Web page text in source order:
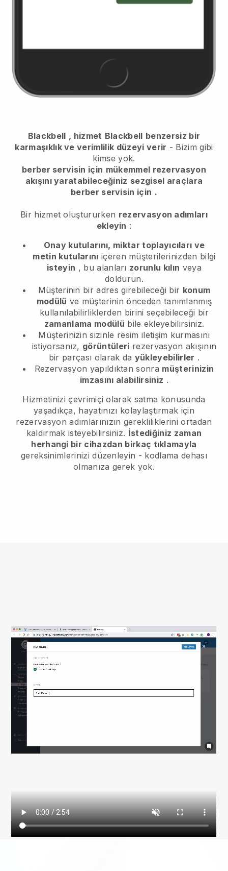
Blackbell , hizmet Blackbell benzersiz bir
karmaşıklık ve verimlilik düzeyi verir - Bizim gibi
kimse yok.
berber servisin için mükemmel rezervasyon
akışını yaratabileceğiniz sezgisel araçlara
berber servisin için .
Bir hizmet oluştururken rezervasyon adımları
ekleyin :
Onay kutularını, miktar toplayıcıları ve
metin kutularını içeren müşterilerinizden bilgi
isteyin , bu alanları zorunlu kılın veya
doldurun.
Müşterinin bir adres girebileceği bir konum
modülü ve müşterinin önceden tanımlanmış
kullanılabilirliklerden birini seçebileceği bir
zamanlama modülü bile ekleyebilirsiniz.
Müşterinizin sizinle resim iletişim kurmasını
istiyorsanız, görüntüleri rezervasyon akışının
bir parçası olarak da yükleyebilirler .
Rezervasyon yapıldıktan sonra müşterinizin
imzasını alabilirsiniz .
Hizmetinizi çevrimiçi olarak satma konusunda
yaşadıkça, hayatınızı kolaylaştırmak için
rezervasyon adımlarınızın gerekliliklerini ortadan
kaldırmak isteyebilirsiniz. İstediğiniz zaman
herhangi bir cihazdan birkaç tıklamayla
gereksinimlerinizi düzenleyin - kodlama dehası
olmanıza gerek yok.